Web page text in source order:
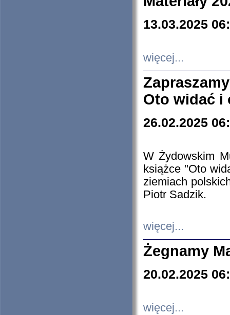
13.03.2025
więcej...
Oto widać i
26.02.2025
W Żydowskim
książce "Oto
ziemiach
Piotr Sadzik.
więcej...
Żegnamy
20.02.2025
więcej...